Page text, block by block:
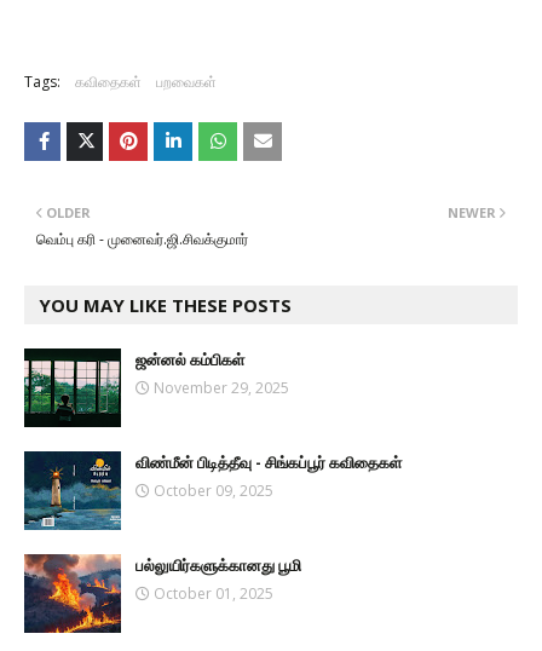
Tags: கவிதைகள் பறவைகள்
NEWER
OLDER
வெம்பு கரி - முனைவர்.ஜி.சிவக்குமார்
YOU MAY LIKE THESE POSTS
ஜன்னல் கம்பிகள்
November 29, 2025
விண்மீன் பிடித்தீவு - சிங்கப்பூர் கவிதைகள்
October 09, 2025
பல்லுயிர்களுக்கானது பூமி
October 01, 2025